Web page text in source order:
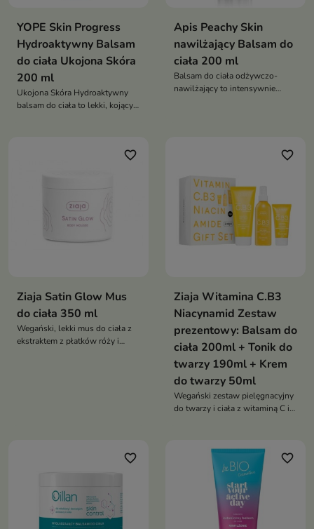
YOPE Skin Progress
Hydroaktywny Balsam
do ciała Ukojona Skóra
200 ml
Ukojona Skóra Hydroaktywny
balsam do ciała to lekki, kojący
Apis Peachy Skin
nawilżający Balsam do
ciała 200 ml
Balsam do ciała odżywczo-
nawilżający to intensywnie
nawilżoną i pachnącą soczystą
favorite_border
Ziaja Satin Glow Mus
do ciała 350 ml
Wegański, lekki mus do ciała z
ekstraktem z płatków róży i
favorite_border
Ziaja Witamina C.B3
Niacynamid Zestaw
prezentowy: Balsam do
ciała 200ml + Tonik do
twarzy 190ml + Krem
do twarzy 50ml
Wegański zestaw pielęgnacyjny
do twarzy i ciała z witaminą C i
codzienny komfort
favorite_border favorite_border